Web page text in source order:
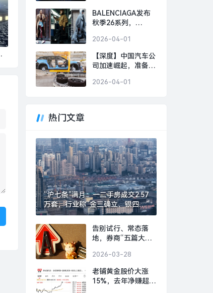
新闻
BALENCIAGA发布
秋季26系列，
京旗舰店启幕｜是日
美好事物|界面新闻 ·
时尚
2026-04-01
【深度】中国汽车公
司加速崛起，准备好
“丰田”了吗？|界面新
2026-04-01
热门文章
“沪七条”满月：一二手房成交2.57
万套，行业称“金三确立、银四可
期”|界面新闻 · 地产
告别试行、常态落
地，券商“五篇大文
优化|界面新闻
2026-03-28
老铺黄金股价大涨
15%，去年净赚超